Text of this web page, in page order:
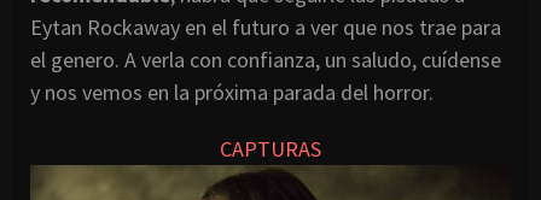
Eytan Rockaway en el futuro a ver que nos trae para
el genero. A verla con confianza, un saludo, cuídense
y nos vemos en la próxima parada del horror.
CAPTURAS